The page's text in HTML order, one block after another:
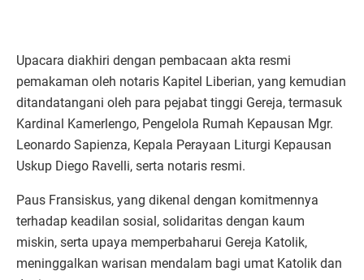
Upacara diakhiri dengan pembacaan akta resmi
pemakaman oleh notaris Kapitel Liberian, yang kemudian
ditandatangani oleh para pejabat tinggi Gereja, termasuk
Kardinal Kamerlengo, Pengelola Rumah Kepausan Mgr.
Leonardo Sapienza, Kepala Perayaan Liturgi Kepausan
Uskup Diego Ravelli, serta notaris resmi.
Paus Fransiskus, yang dikenal dengan komitmennya
terhadap keadilan sosial, solidaritas dengan kaum
miskin, serta upaya memperbaharui Gereja Katolik,
meninggalkan warisan mendalam bagi umat Katolik dan